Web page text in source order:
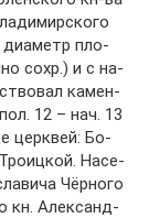
диа­метр пло­
сохр.) и с на­
ка­мен­
12 – нач. 13
церк­вей: Бо­
На­се­
Чёр­но­го
кн. Алек­сан­д­